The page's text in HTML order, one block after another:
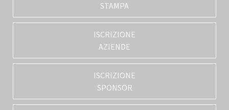
STAMPA
ISCRIZIONE
AZIENDE
ISCRIZIONE
SPONSOR